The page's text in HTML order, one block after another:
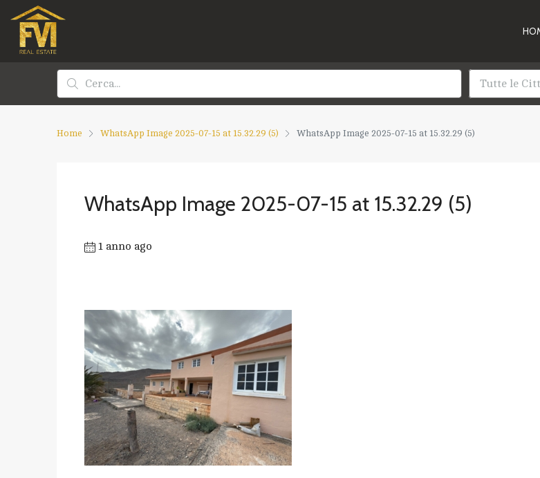
Tutte le
Home WhatsApp Image 2025-07-15 at 15.32.29 (5) WhatsApp Image 2025-07-15 at 15.32.29 (5)
WhatsApp Image 2025-07-15 at 15.32.29 (5)
1 anno ago